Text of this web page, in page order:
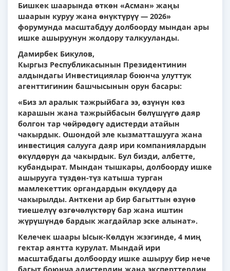
Бишкек шаарында өткөн «Асман» жаңы
шаарын куруу жана өнүктүрүү — 2026»
форумунда масштабдуу долбоорду мындан ары
ишке ашыруунун жолдору талкууланды.
Дамирбек Бикулов,
Кыргыз Республикасынын Президентинин
алдындагы Инвестициялар боюнча улуттук
агенттигинин башчысынын орун басары:
«Биз эл аралык тажрыйбага ээ, өзүнүн көз
карашын жана тажрыйбасын бөлүшүүгө даяр
болгон тар чөйрөдөгү адистерди атайын
чакырдык. Ошондой эле кызматташууга жана
инвестиция салууга даяр ири компаниялардын
өкүлдөрүн да чакырдык. Бул бизди, албетте,
кубандырат. Мындан тышкары, долбоорду ишке
ашырууга түздөн-түз катыша турган
мамлекеттик органдардын өкүлдөрү да
чакырылды. Анткени ар бир багыттын өзүнө
тиешелүү өзгөчөлүктөрү бар жана иштин
жүрүшүндө бардык жагдайлар эске алынат».
Келечек шаары Ысык-Көлдүн жээгинде, 4 миң
гектар аянтта курулат. Мындай ири
масштабдагы долбоорду ишке ашыруу бир нече